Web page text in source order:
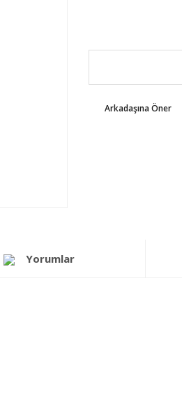
Arkadaşına Öner
Yorumlar